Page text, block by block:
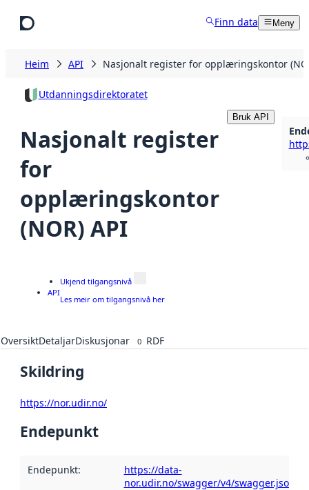
Finn data Meny
Heim API Nasjonalt register for opplæringskontor
Utdanningsdirektoratet
Nasjonalt register
for
opplæringskontor
(NOR) API
Bruk API
API
Ukjend tilgangsnivå
Les meir om tilgangsnivå her
OversiktDetaljarDiskusjonar 0 RDF
Skildring
https://nor.udir.no/
Endepunkt
Endepunkt:
https://data-
nor.udir.no/swagger/v4/swagger.json